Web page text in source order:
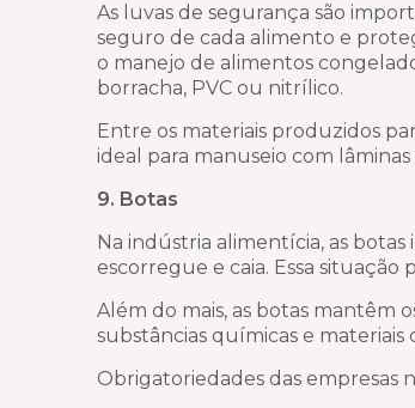
As luvas de segurança são
seguro de cada alimento e
o manejo de alimentos
borracha, PVC ou nitrílico.
Entre os materiais produzidos
ideal para manuseio com
9. Botas
Na indústria alimentícia, as
escorregue e caia. Essa
Além do mais, as botas mantêm
substâncias químicas e materiais
Obrigatoriedades das empresas